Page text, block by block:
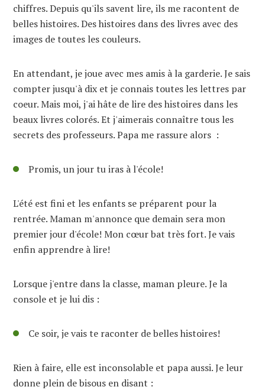
chiffres. Depuis qu'ils savent lire, ils me racontent de
belles histoires. Des histoires dans des livres avec des
images de toutes les couleurs.
En attendant, je joue avec mes amis à la garderie. Je sais
compter jusqu'à dix et je connais toutes les lettres par
coeur. Mais moi, j'ai hâte de lire des histoires dans les
beaux livres colorés. Et j'aimerais connaître tous les
secrets des professeurs. Papa me rassure alors :
Promis, un jour tu iras à l'école!
L'été est fini et les enfants se préparent pour la
rentrée. Maman m'annonce que demain sera mon
premier jour d'école! Mon cœur bat très fort. Je vais
enfin apprendre à lire!
Lorsque j'entre dans la classe, maman pleure. Je la
console et je lui dis :
Ce soir, je vais te raconter de belles histoires!
Rien à faire, elle est inconsolable et papa aussi. Je leur
donne plein de bisous en disant :